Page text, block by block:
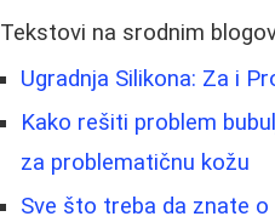
Tekstovi na srodnim
Ugradnja Silikona: Za i
Kako rešiti problem
za problematičnu kožu
Sve što treba da znate